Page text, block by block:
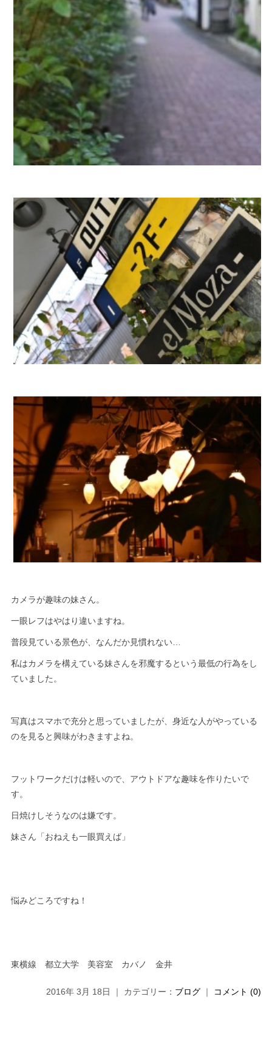
カメラが趣味の妹さん。
一眼レフはやはり違いますね。
普段見ている景色が、なんだか見慣れない…
私はカメラを構えている妹さんを邪魔するという最低の行為をし
ていました。
写真はスマホで充分と思っていましたが、身近な人がやっている
のを見ると興味がわきますよね。
フットワークだけは軽いので、アウトドアな趣味を作りたいで
す。
日焼けしそうなのは嫌です。
妹さん「おねえも一眼買えば」
悩みどころですね！
東横線 都立大学 美容室 カバノ 金井
2016年 3月 18日 ｜ カテゴリー： ブログ ｜ コメント (0)